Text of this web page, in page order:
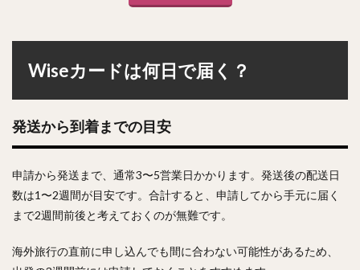
Wiseカードは何日で届く？
発送から到着までの目安
申請から発送まで、通常3〜5営業日かかります。発送後の配送日
数は1〜2週間が目安です。合計すると、申請してから手元に届く
まで2週間前後と考えておくのが無難です。
海外旅行の直前に申し込んでも間に合わない可能性があるため、